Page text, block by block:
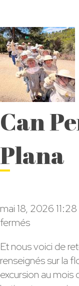
Can
Plana
mai 18, 2026
ferméssur
Pere
de
la
Et nous voici de
renseignés sur la
excursion au mois